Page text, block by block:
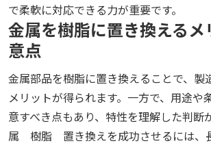
で柔軟に対応できる力が重要です。
金属を樹脂に置き換えるメ
意点
金属部品を樹脂に置き換えることで、製
メリットが得られます。一方で、用途や
意すべき点もあり、特性を理解した判断
属 樹脂 置き換えを成功させるには、